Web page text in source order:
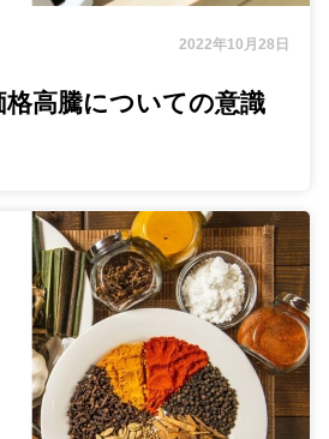
2022年10月28日
格高騰についての意識